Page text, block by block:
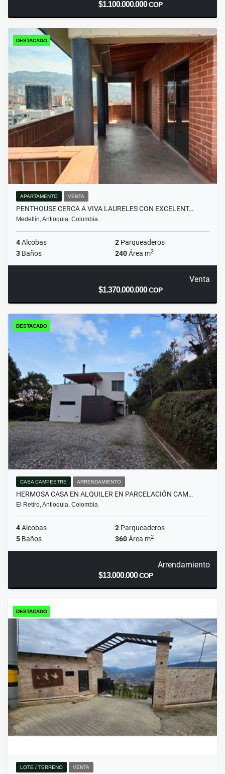
$1.100.000.000COP
DESTACADO
APARTAMENTO VENTA
PENTHOUSE CERCA A VIVA LAURELES CON EXCELENT…
Medellín, Antioquia, Colombia
4Alcobas 2 Parqueaderos
3 Baños 240Área m2
Venta
$1.370.000.000COP
DESTACADO
CASA CAMPESTRE ARRENDAMIENTO
HERMOSA CASA EN ALQUILER EN PARCELACIÓN CAM…
El Retiro, Antioquia, Colombia
4Alcobas 2 Parqueaderos
5 Baños 360Área m2
Arrendamiento
$13.000.000COP
DESTACADO
LOTE / TERRENO VENTA